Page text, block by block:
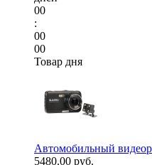
00
:
00
00
Товар дня
Автомобильный
5480.00 руб.